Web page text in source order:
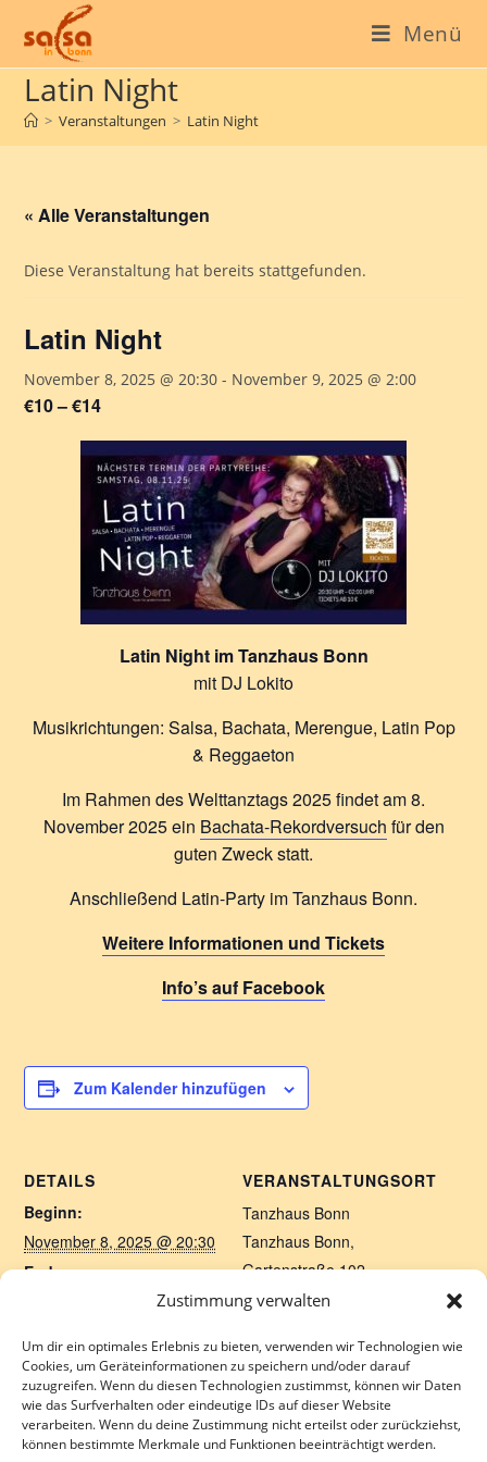
Zustimmung verwalten
Um dir ein optimales Erlebnis zu bieten, verwenden wir Technologien wie
Cookies, um Geräteinformationen zu speichern und/oder darauf
zuzugreifen. Wenn du diesen Technologien zustimmst, können wir Daten
wie das Surfverhalten oder eindeutige IDs auf dieser Website
verarbeiten. Wenn du deine Zustimmung nicht erteilst oder zurückziehst,
können bestimmte Merkmale und Funktionen beeinträchtigt werden.
Menü
Latin Night
> Veranstaltungen > Latin Night
« Alle Veranstaltungen
Diese Veranstaltung hat bereits stattgefunden.
Latin Night
November 8, 2025 @ 20:30 - November 9, 2025 @ 2:00
€10 – €14
Latin Night im Tanzhaus Bonn
mit DJ Lokito
Musikrichtungen: Salsa, Bachata, Merengue, Latin Pop
& Reggaeton
Im Rahmen des Welttanztags 2025 findet am 8.
November 2025 ein Bachata-Rekordversuch für den
guten Zweck statt.
Anschließend Latin-Party im Tanzhaus Bonn.
Weitere Informationen und Tickets
Info’s auf Facebook
Zum Kalender hinzufügen
DETAILS
Beginn:
November 8, 2025 @ 20:30
Ende:
November 9, 2025 @ 2:00
€10 – €14
VERANSTALTUNGSORT
Tanzhaus Bonn
Tanzhaus Bonn,
Gartenstraße 102
Bonn, 53225
Veranstaltungsort-Website
anzeigen